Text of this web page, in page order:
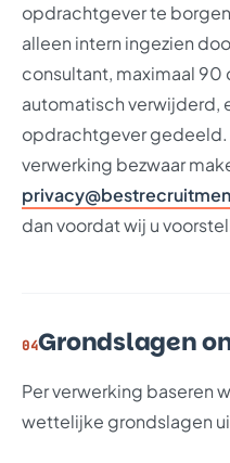
opdrachtgever te
alleen intern ingezien
consultant, maximaal 90
automatisch verwijderd,
opdrachtgever gedeeld.
verwerking bezwaar
dan voordat wij u
04Grondslagen
Per verwerking baseren
wettelijke grondslagen